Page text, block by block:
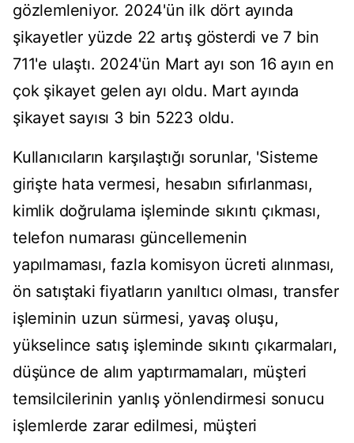
gözlemleniyor. 2024'ün ilk dört ayında
şikayetler yüzde 22 artış gösterdi ve 7 bin
711'e ulaştı. 2024'ün Mart ayı son 16 ayın en
çok şikayet gelen ayı oldu. Mart ayında
şikayet sayısı 3 bin 5223 oldu.
Kullanıcıların karşılaştığı sorunlar, 'Sisteme
girişte hata vermesi, hesabın sıfırlanması,
kimlik doğrulama işleminde sıkıntı çıkması,
telefon numarası güncellemenin
yapılmaması, fazla komisyon ücreti alınması,
ön satıştaki fiyatların yanıltıcı olması, transfer
işleminin uzun sürmesi, yavaş oluşu,
yükselince satış işleminde sıkıntı çıkarmaları,
düşünce de alım yaptırmamaları, müşteri
temsilcilerinin yanlış yönlendirmesi sonucu
işlemlerde zarar edilmesi, müşteri